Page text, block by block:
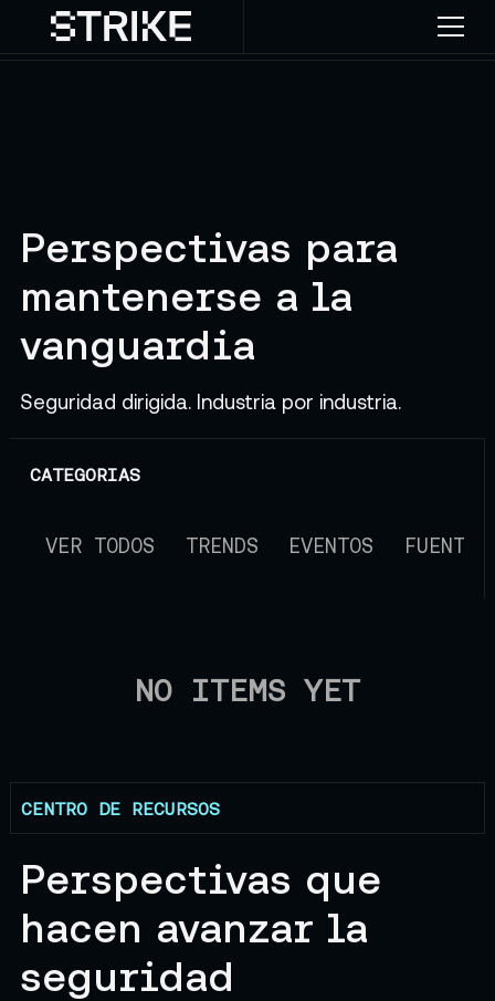
Perspectivas para
mantenerse a la
vanguardia
Seguridad dirigida. Industria por industria.
Blog de Strike —
CATEGORIAS
VER TODOS TRENDS EVENTOS FUENTE
NO ITEMS YET
CENTRO DE RECURSOS
Perspectivas que
hacen avanzar la
seguridad